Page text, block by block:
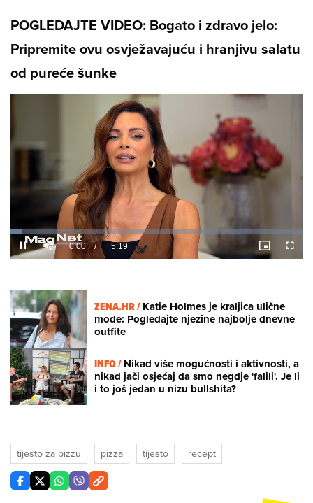
POGLEDAJTE VIDEO: Bogato i zdravo jelo:
Pripremite ovu osvježavajuću i hranjivu salatu
od pureće šunke
Unmute /
Loaded:
4.25%
ZENA.HR /Katie Holmes je kraljica ulične
mode: Pogledajte njezine najbolje dnevne
outfite
INFO /Nikad više mogućnosti i aktivnosti, a
nikad jači osjećaj da smo negdje 'falili'. Je li
i to još jedan u nizu bullshita?
tijesto za pizzu pizza tijesto recept